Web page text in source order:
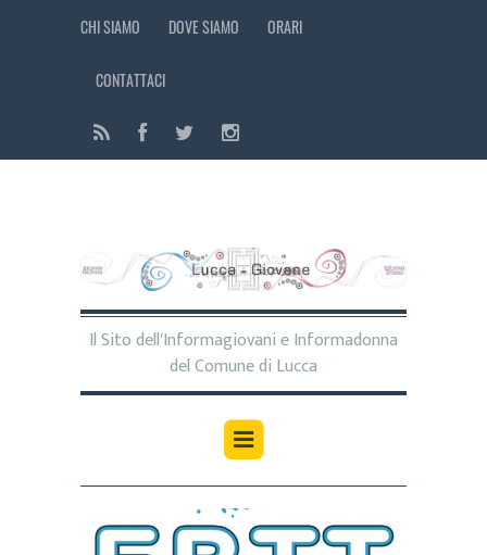
CHI SIAMO DOVE SIAMO ORARI
CONTATTACI
Il Sito dell'Informagiovani e Informadonna
del Comune di Lucca